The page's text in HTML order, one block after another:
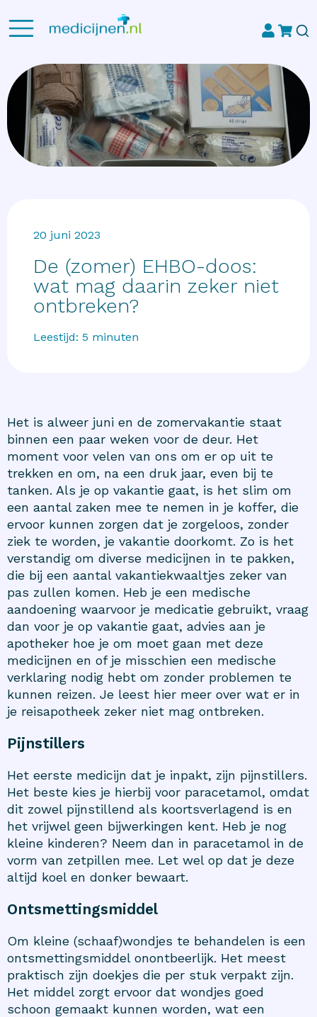
20 juni 2023
De (zomer) EHBO-doos:
wat mag daarin zeker niet
ontbreken?
Leestijd: 5 minuten
Het is alweer juni en de zomervakantie staat
binnen een paar weken voor de deur. Het
moment voor velen van ons om er op uit te
trekken en om, na een druk jaar, even bij te
tanken. Als je op vakantie gaat, is het slim om
een aantal zaken mee te nemen in je koffer, die
ervoor kunnen zorgen dat je zorgeloos, zonder
ziek te worden, je vakantie doorkomt. Zo is het
verstandig om diverse medicijnen in te pakken,
die bij een aantal vakantiekwaaltjes zeker van
pas zullen komen. Heb je een medische
aandoening waarvoor je medicatie gebruikt, vraag
dan voor je op vakantie gaat, advies aan je
apotheker hoe je om moet gaan met deze
medicijnen en of je misschien een medische
verklaring nodig hebt om zonder problemen te
kunnen reizen. Je leest hier meer over wat er in
je reisapotheek zeker niet mag ontbreken.
Pijnstillers
Het eerste medicijn dat je inpakt, zijn pijnstillers.
Het beste kies je hierbij voor paracetamol, omdat
dit zowel pijnstillend als koortsverlagend is en
het vrijwel geen bijwerkingen kent. Heb je nog
kleine kinderen? Neem dan in paracetamol in de
vorm van zetpillen mee. Let wel op dat je deze
altijd koel en donker bewaart.
Ontsmettingsmiddel
Om kleine (schaaf)wondjes te behandelen is een
ontsmettingsmiddel onontbeerlijk. Het meest
praktisch zijn doekjes die per stuk verpakt zijn.
Het middel zorgt ervoor dat wondjes goed
schoon gemaakt kunnen worden, wat een